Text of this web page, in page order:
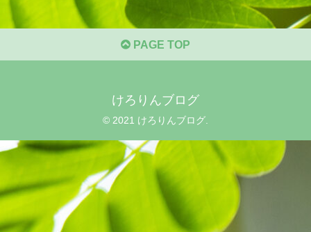
PAGE TOP
けろりんブログ
© 2021 けろりんブログ.